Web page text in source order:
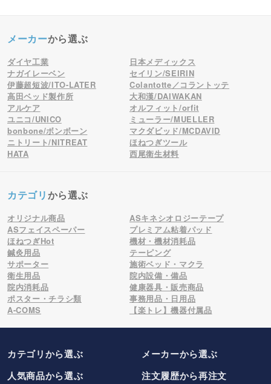
メーカーから選ぶ
ダイヤ工業
日本メディックス
ナガイレーベン
セイリン/SEIRIN
伊藤超短波/ITO-LATER
Colantotte／コラントッテ
高田ベッド製作所
大和漢/DAIWAKAN
アルケア
オルフィット/orfit
ユニコ/UNICO
ミューラー/MUELLER
bonbone/ボンボーン
マクダビッド/MCDAVID
ニトリート/NITREAT
ほねつぎツール
HATA
西尾衛生材料
カテゴリから選ぶ
オリジナル商品
ASキネシオロジーテープ
ASフェイスペーパー
プレミアム粘着パッド
ほねつぎHot
機材・機材消耗品
鍼灸用品
テーピング
サポーター
施術ベッド・マクラ
衛生用品
院内設備・備品
院内消耗品
健康器具・販売商品
ポスター・チラシ類
事務用品・日用品
A-COMS
【楽トレ】機器付属品
カテゴリから選ぶ メーカーから選ぶ
人気商品から選ぶ
注文履歴から再注文